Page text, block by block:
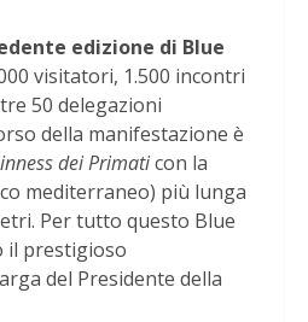
edizione di Blue
visitatori, 1.500 incontri
50 delegazioni
della manifestazione è
dei Primaticon la
mediterraneo) più lunga
Per tutto questo Blue
il prestigioso
del Presidente della